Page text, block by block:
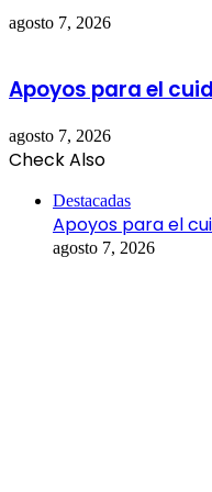
agosto 7, 2026
Apoyos para el
agosto 7, 2026
Check Also
Destacadas
Apoyos para el
agosto 7, 2026